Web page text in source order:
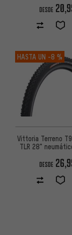
DESDE
HASTA UN -8 %
Vittoria Terreno
TLR 28"
DESDE